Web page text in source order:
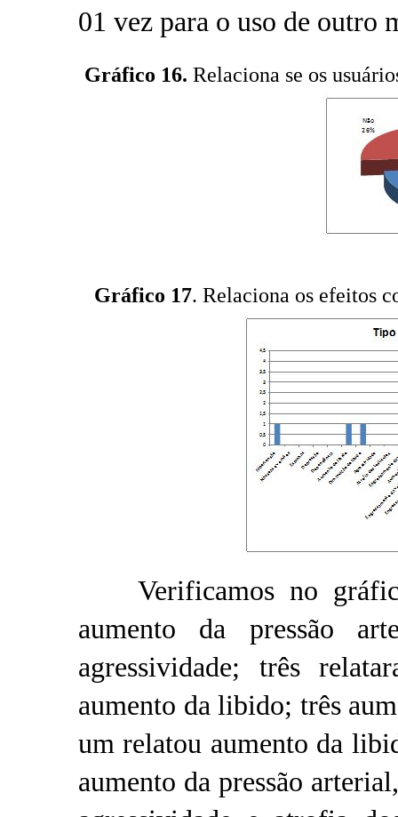
01 vez para o uso de outro
Gráfico 16. Relaciona se os
Gráfico 17. Relaciona os efeitos
Verificamos no
aumento da pressão
agressividade; três
aumento da libido; três
um relatou aumento da
aumento da pressão